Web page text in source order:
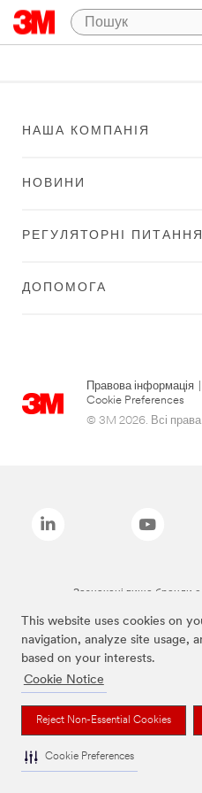
This website uses cookies on
navigation, analyze site usage,
based on your interests.
Cookie Notice
Reject Non-Essential Cookies
Cookie Preferences
НАША КОМПАНІЯ
НОВИНИ
РЕГУЛЯТОРНІ ПИТАННЯ
ДОПОМОГА
Правова інформація
Cookie Preferences
© 3M 2026. Всі права
Зазначені вище бренди